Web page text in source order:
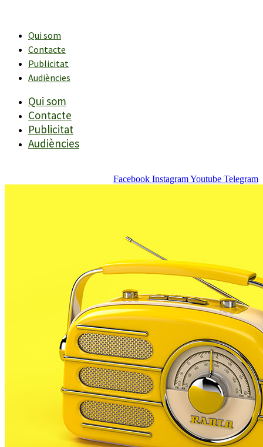
contingutQui som
Contacte
Publicitat
Audiències
Qui som
Contacte
Publicitat
Audiències
Facebook InstagramYoutube Telegram